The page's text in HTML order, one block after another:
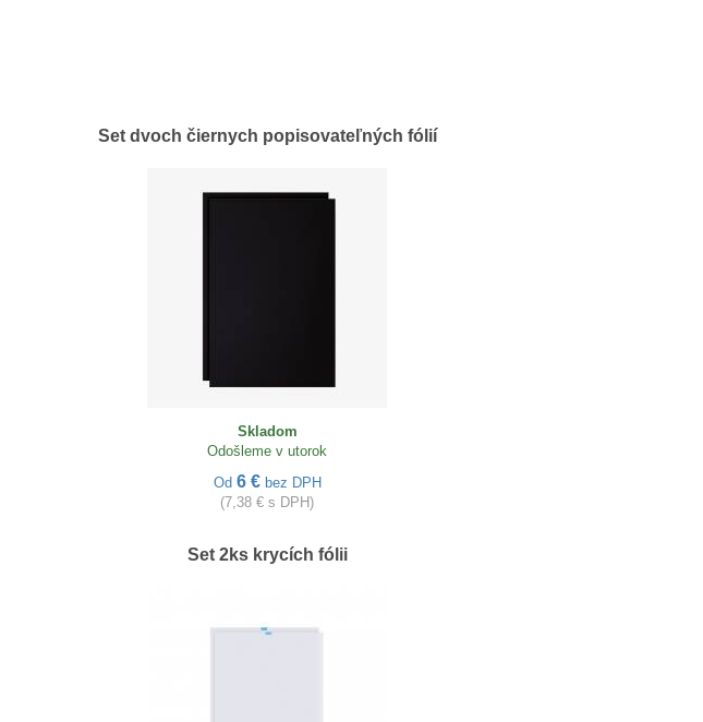
Set dvoch čiernych popisovateľných fólií
Skladom
Odošleme v utorok
Od 6 € bez DPH
(7,38 € s DPH)
Set 2ks krycích fólii